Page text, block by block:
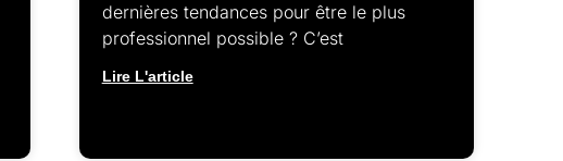
dernières tendances pour être le plus
professionnel possible ? C’est
Lire L'article